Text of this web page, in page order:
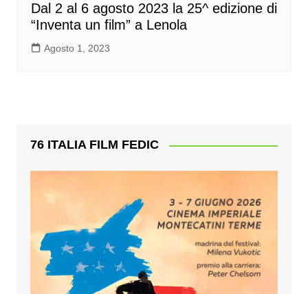
Dal 2 al 6 agosto 2023 la 25^ edizione di
“Inventa un film” a Lenola
Agosto 1, 2023
76 ITALIA FILM FEDIC